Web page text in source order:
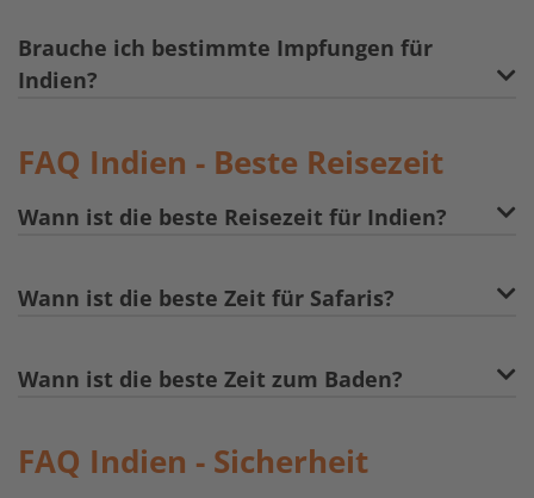
Brauche ich bestimmte Impfungen für
Indien?
FAQ Indien - Beste Reisezeit
Wann ist die beste Reisezeit für Indien?
Wann ist die beste Zeit für Safaris?
Wann ist die beste Zeit zum Baden?
FAQ Indien - Sicherheit